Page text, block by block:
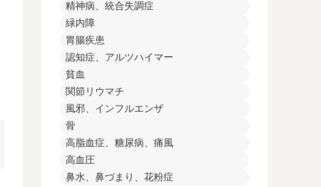
精神病、統合失調症
緑内障
胃腸疾患
認知症、アルツハイマー
貧血
関節リウマチ
風邪、インフルエンザ
骨
高脂血症、糖尿病、痛風
高血圧
鼻水、鼻づまり、花粉症